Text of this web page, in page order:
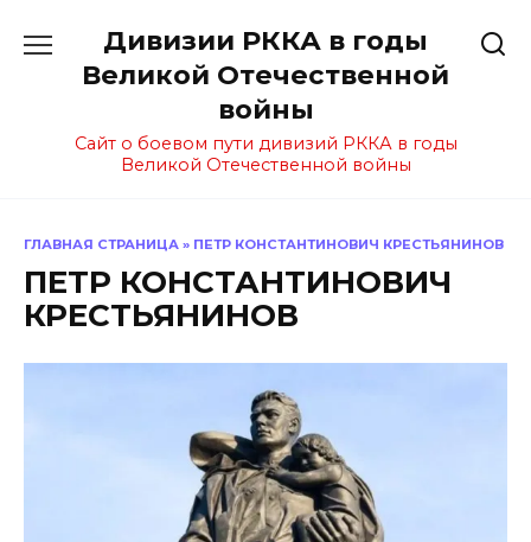
содержанию
Дивизии РККА в годы
Великой Отечественной
войны
Сайт о боевом пути дивизий РККА в годы
Великой Отечественной войны
ГЛАВНАЯ СТРАНИЦА » ПЕТР КОНСТАНТИНОВИЧ КРЕСТЬЯНИНОВ
ПЕТР КОНСТАНТИНОВИЧ
КРЕСТЬЯНИНОВ